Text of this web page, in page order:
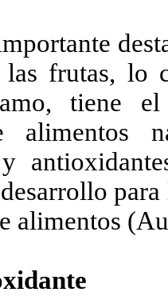
las frutas, lo
tiene
alimentos
alimentos